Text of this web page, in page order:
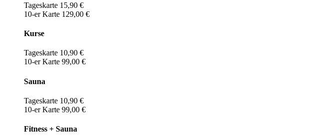
Tageskarte 15,90 €
10-er Karte 129,00 €
Kurse
Tageskarte 10,90 €
10-er Karte 99,00 €
Sauna
Tageskarte 10,90 €
10-er Karte 99,00 €
Fitness + Sauna